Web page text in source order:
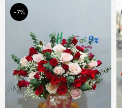
-7%